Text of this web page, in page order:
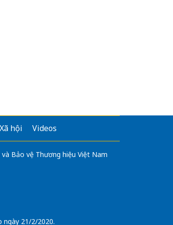
Xã hội Videos
Bảo vệ Thương hiệu Việt Nam
ngày 21/2/2020.